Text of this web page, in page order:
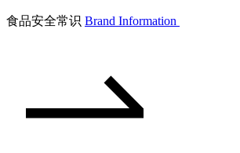
食品安全常识 Brand Information